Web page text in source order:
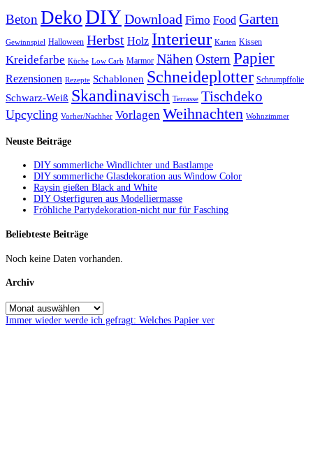
Beton DekoDIYDownload Fimo Food Garten
Gewinnspiel Halloween Herbst Holz Interieur Karten Kissen
Kreidefarbe Küche Low Carb Marmor Nähen Ostern Papier
Rezensionen Rezepte Schablonen Schneideplotter Schrumpffolie
Schwarz-Weiß Skandinavisch Terrasse Tischdeko
Upcycling Vorher/Nachher Vorlagen Weihnachten Wohnzimmer
Neuste Beiträge
DIY sommerliche Windlichter und Bastlampe
DIY sommerliche Glasdekoration aus Window Color
Raysin gießen Black and White
DIY Osterfiguren aus Modelliermasse
Fröhliche Partydekoration-nicht nur für Fasching
Beliebteste Beiträge
Noch keine Daten vorhanden.
Archiv
Immer wieder werde ich gefragt: Welches Papier ver